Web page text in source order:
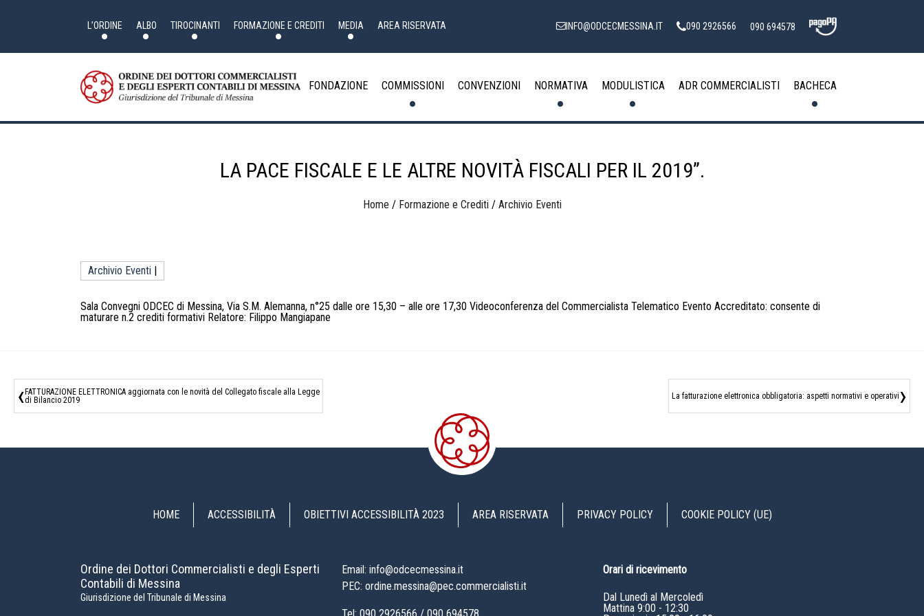
L’ORDINE ALBO TIROCINANTI FORMAZIONE E CREDITI MEDIA AREA RISERVATA INFO@ODCECMESSINA.IT 090 2926566 090 694578
FONDAZIONE COMMISSIONI CONVENZIONI NORMATIVA MODULISTICA ADR COMMERCIALISTI BACHECA
LA PACE FISCALE E LE ALTRE NOVITÀ FISCALI PER IL 2019”.
Home / Formazione e Crediti / Archivio Eventi
Archivio Eventi
Sala Convegni ODCEC di Messina, Via S.M. Alemanna, n°25 dalle ore 15,30 – alle ore 17,30 Videoconferenza del Commercialista Telematico Evento Accreditato: consente di
maturare n.2 crediti formativi Relatore: Filippo Mangiapane
‹ FATTURAZIONE ELETTRONICA aggiornata con le novità del Collegato fiscale alla Legge
di Bilancio 2019
La fatturazione elettronica obbligatoria: aspetti normativi e operativi ›
HOME ACCESSIBILITÀ OBIETTIVI ACCESSIBILITÀ 2023 AREA RISERVATA PRIVACY POLICY COOKIE POLICY (UE)
Ordine dei Dottori Commercialisti e degli Esperti
Contabili di Messina
Giurisdizione del Tribunale di Messina
Email: info@odcecmessina.it
PEC: ordine.messina@pec.commercialisti.it
Orari di ricevimento
Dal Lunedì al Mercoledì
Mattina 9:00 - 12:30